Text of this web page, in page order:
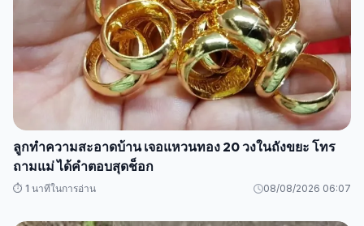
ลูกทำความสะอาดบ้าน เจอแหวนทอง 20 วงในถังขยะ โทร
ถามแม่ ได้คำตอบสุดช็อก
⏱️ 1 นาทีในการอ่าน 08/08/2026 06:07